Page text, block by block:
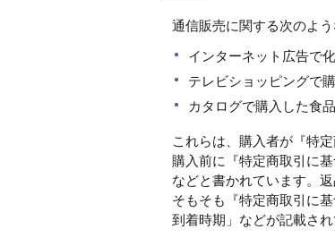
通信販売に関する次のよう
インターネット広告で
テレビショッピングで
カタログで購入した食
これらは、購入者が『特
購入前に『特定商取引に
などと書かれています。
そもそも『特定商取引に
到着時期」などが記載さ